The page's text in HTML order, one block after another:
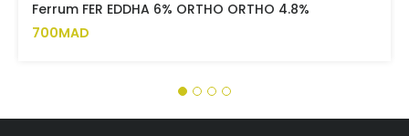
Ferrum FER EDDHA 6% ORTHO ORTHO 4.8%
700MAD